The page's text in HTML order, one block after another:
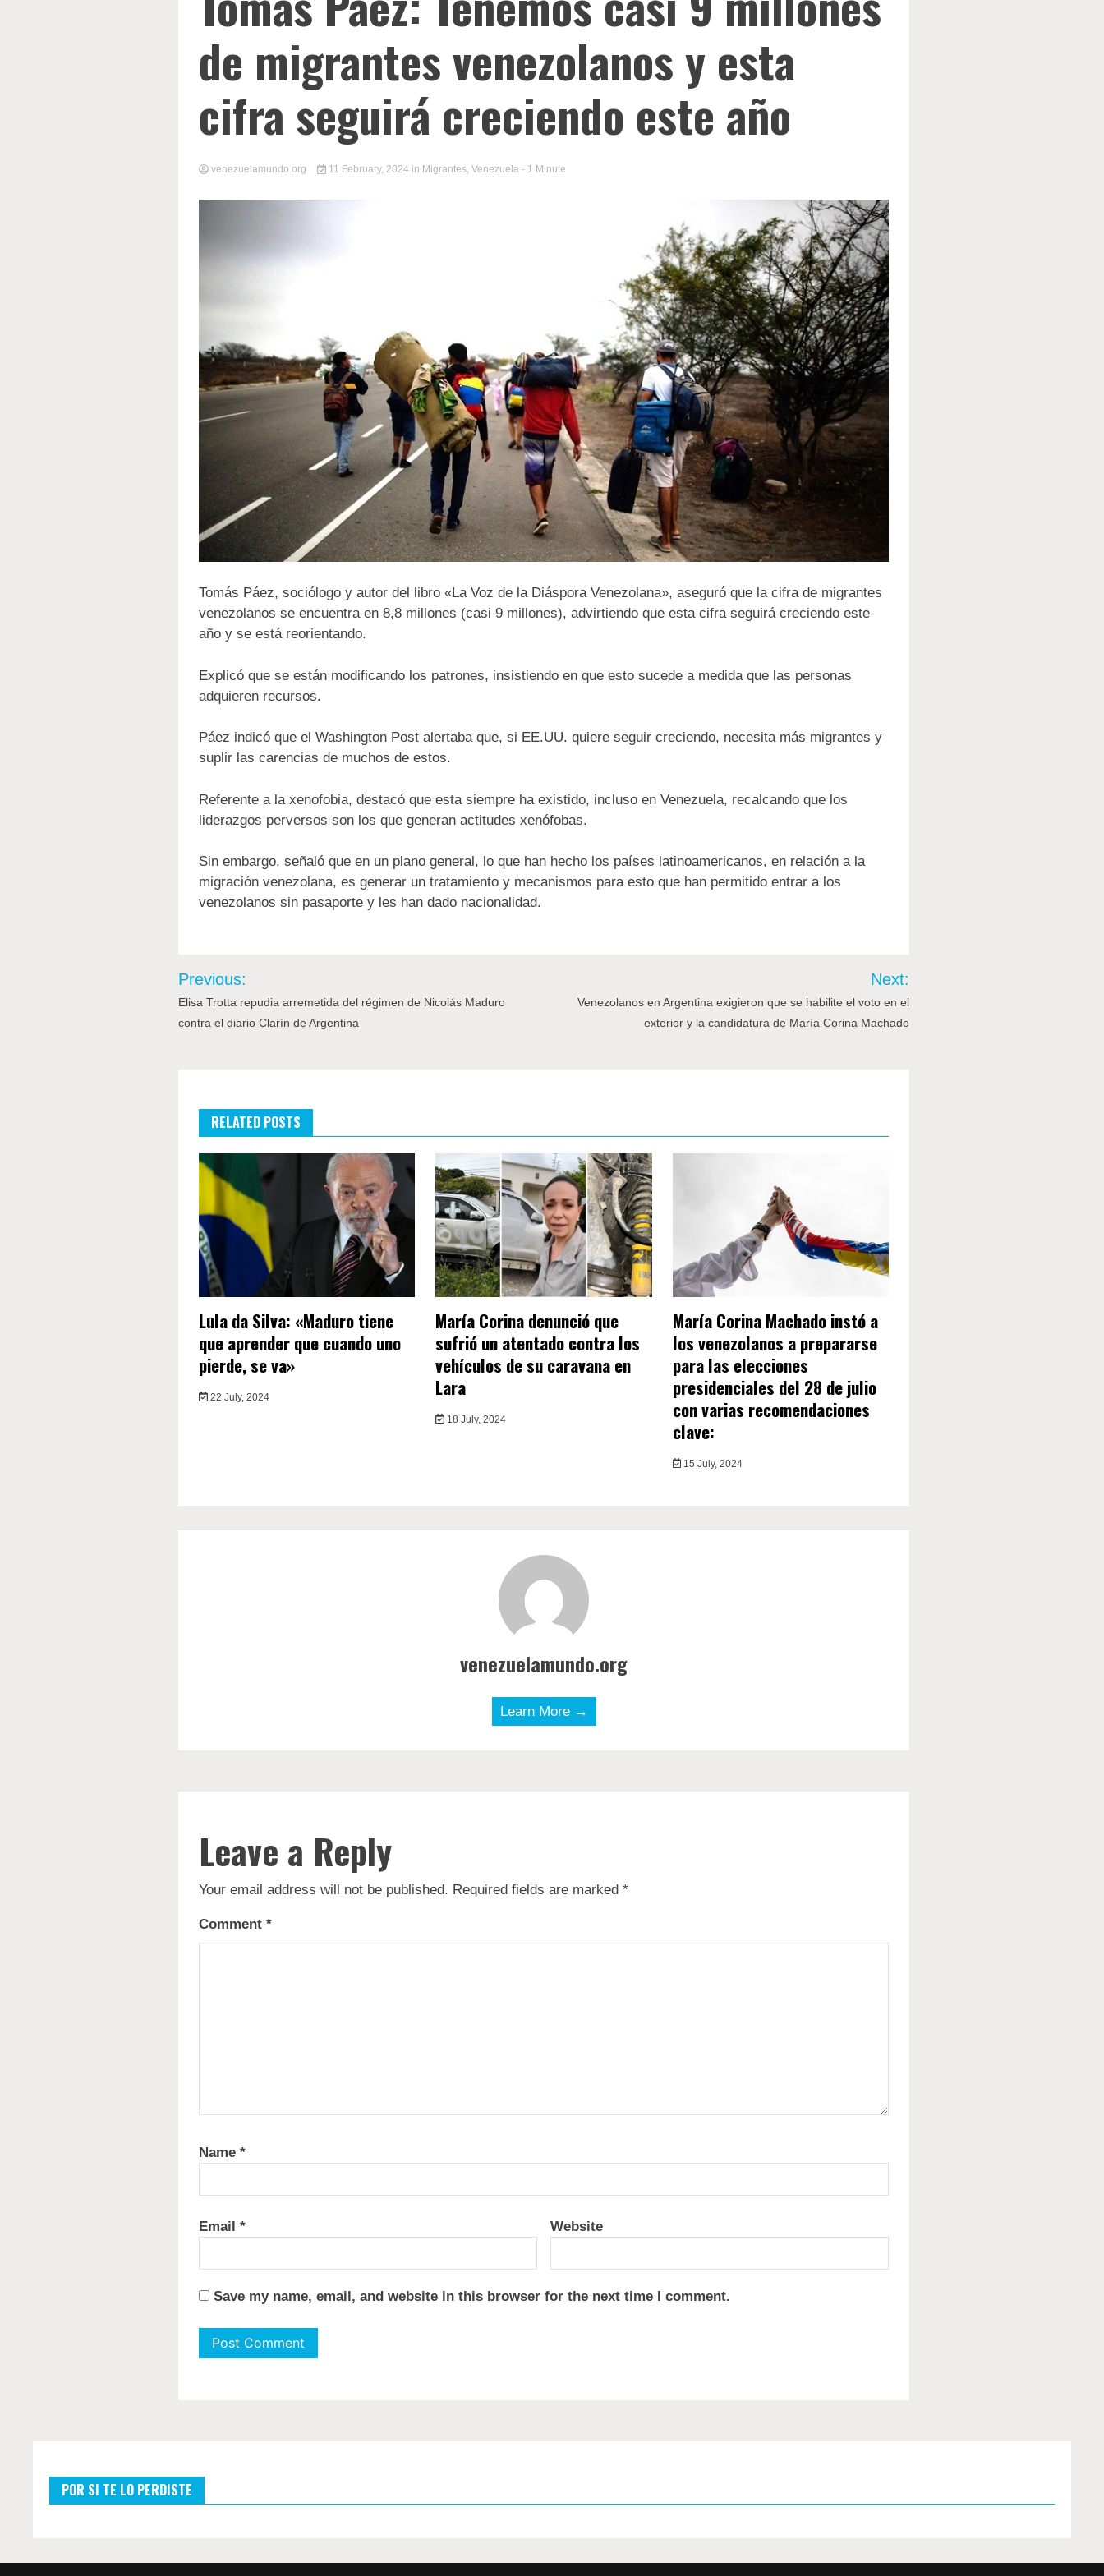
de migrantes venezolanos y esta
cifra seguirá creciendo este año
venezuelamundo.org 11 February, 2024 in Migrantes, Venezuela - 1 Minute
Tomás Páez, sociólogo y autor del libro «La Voz de la Diáspora Venezolana», aseguró que la cifra de migrantes
venezolanos se encuentra en 8,8 millones (casi 9 millones), advirtiendo que esta cifra seguirá creciendo este
año y se está reorientando.
Explicó que se están modificando los patrones, insistiendo en que esto sucede a medida que las personas
adquieren recursos.
Páez indicó que el Washington Post alertaba que, si EE.UU. quiere seguir creciendo, necesita más migrantes y
suplir las carencias de muchos de estos.
Referente a la xenofobia, destacó que esta siempre ha existido, incluso en Venezuela, recalcando que los
liderazgos perversos son los que generan actitudes xenófobas.
Sin embargo, señaló que en un plano general, lo que han hecho los países latinoamericanos, en relación a la
migración venezolana, es generar un tratamiento y mecanismos para esto que han permitido entrar a los
venezolanos sin pasaporte y les han dado nacionalidad.
Post
navigation
Previous:
Elisa Trotta repudia arremetida del régimen de Nicolás Maduro
contra el diario Clarín de Argentina
Next:
Venezolanos en Argentina exigieron que se habilite el voto en el
exterior y la candidatura de María Corina Machado
RELATED POSTS
Lula da Silva: «Maduro tiene
que aprender que cuando uno
pierde, se va»
22 July, 2024
María Corina denunció que
sufrió un atentado contra los
vehículos de su caravana en
Lara
18 July, 2024
María Corina Machado instó a
los venezolanos a prepararse
para las elecciones
presidenciales del 28 de julio
con varias recomendaciones
clave:
15 July, 2024
venezuelamundo.org
Learn More →
Leave a Reply
Your email address will not be published. Required fields are marked*
Comment*
Name*
Email* Website
Save my name, email, and website in this browser for the next time I comment.
POR SI TE LO PERDISTE